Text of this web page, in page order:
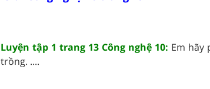
Luyện tập 1 trang 13 Công nghệ 10: Em hãy
trồng. ....